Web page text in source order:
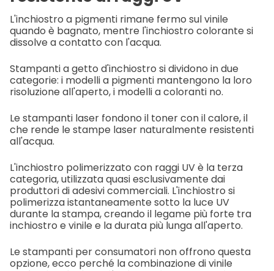
L'inchiostro a pigmenti rimane fermo sul vinile
quando è bagnato, mentre l'inchiostro colorante si
dissolve a contatto con l'acqua.
Stampanti a getto d'inchiostro si dividono in due
categorie: i modelli a pigmenti mantengono la loro
risoluzione all'aperto, i modelli a coloranti no.
Le stampanti laser fondono il toner con il calore, il
che rende le stampe laser naturalmente resistenti
all'acqua.
L'inchiostro polimerizzato con raggi UV è la terza
categoria, utilizzata quasi esclusivamente dai
produttori di adesivi commerciali. L'inchiostro si
polimerizza istantaneamente sotto la luce UV
durante la stampa, creando il legame più forte tra
inchiostro e vinile e la durata più lunga all'aperto.
Le stampanti per consumatori non offrono questa
opzione, ecco perché la combinazione di vinile